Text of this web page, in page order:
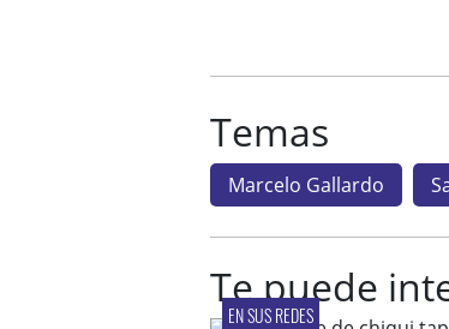
Temas
Marcelo Gallardo
Te puede
EN SUS REDES